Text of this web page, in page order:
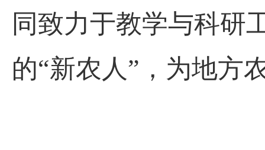
同致力于教学与科研
的“新农人”，为地方